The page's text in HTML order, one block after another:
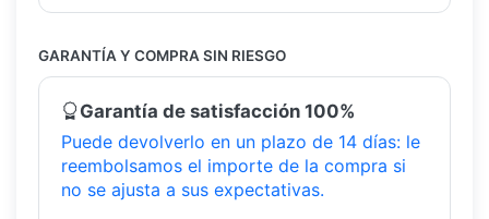
GARANTÍA Y COMPRA SIN RIESGO
Garantía de satisfacción 100%
Puede devolverlo en un plazo de 14 días: le
reembolsamos el importe de la compra si
no se ajusta a sus expectativas.